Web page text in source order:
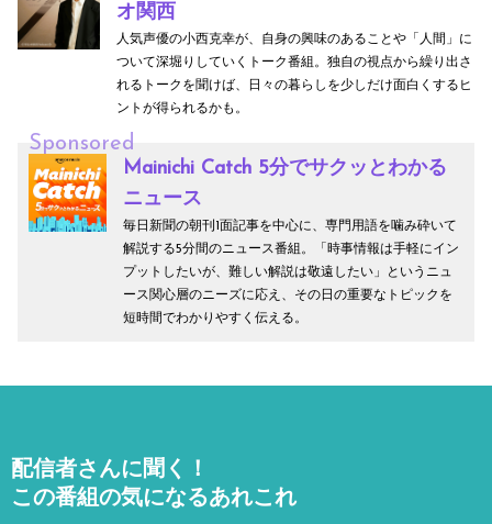
オ関西
人気声優の小西克幸が、自身の興味のあることや「人間」に
ついて深堀りしていくトーク番組。独自の視点から繰り出さ
れるトークを聞けば、日々の暮らしを少しだけ面白くするヒ
ントが得られるかも。
Sponsored
Mainichi Catch 5分でサクッとわかる
ニュース
毎日新聞の朝刊1面記事を中心に、専門用語を噛み砕いて
解説する5分間のニュース番組。「時事情報は手軽にイン
プットしたいが、難しい解説は敬遠したい」というニュ
ース関心層のニーズに応え、その日の重要なトピックを
短時間でわかりやすく伝える。
配信者さんに聞く！
この番組の気になるあれこれ